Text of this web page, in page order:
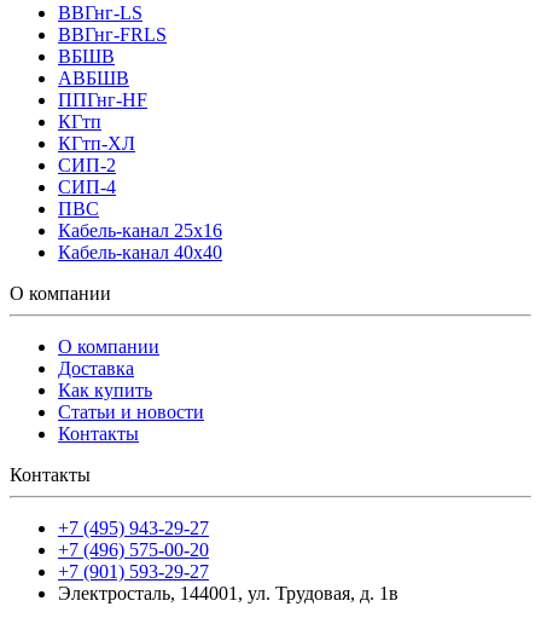
ВВГнг-LS
ВВГнг-FRLS
ВБШВ
АВБШВ
ППГнг-HF
КГтп
КГтп-ХЛ
СИП-2
СИП-4
ПВС
Кабель-канал 25х16
Кабель-канал 40х40
О компании
О компании
Доставка
Как купить
Статьи и новости
Контакты
Контакты
+7 (495) 943-29-27
+7 (496) 575-00-20
+7 (901) 593-29-27
Электросталь, 144001, ул. Трудовая, д. 1в